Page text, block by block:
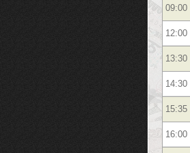
09:00
12:00
13:30
14:30
15:35
16:00